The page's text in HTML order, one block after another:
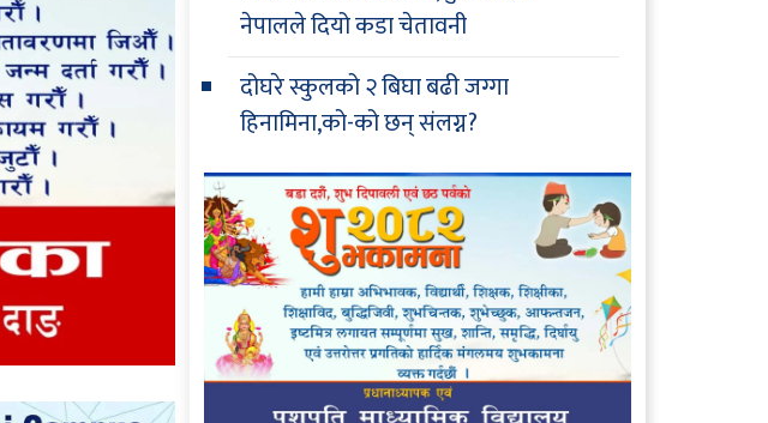
नेपालले दियो कडा चेतावनी
दोघरे स्कुलको २ बिघा बढी जग्गा
हिनामिना,को-को छन् संलग्न?